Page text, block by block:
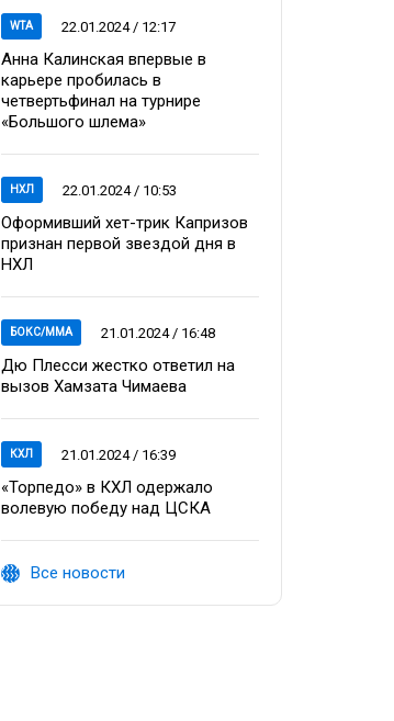
WTA 22.01.2024 / 12:17
Анна Калинская впервые в
карьере пробилась в
четвертьфинал на турнире
«Большого шлема»
НХЛ 22.01.2024 / 10:53
Оформивший хет-трик Капризов
признан первой звездой дня в
НХЛ
БОКС/ММА 21.01.2024 / 16:48
Дю Плесси жестко ответил на
вызов Хамзата Чимаева
КХЛ 21.01.2024 / 16:39
«Торпедо» в КХЛ одержало
волевую победу над ЦСКА
Все новости